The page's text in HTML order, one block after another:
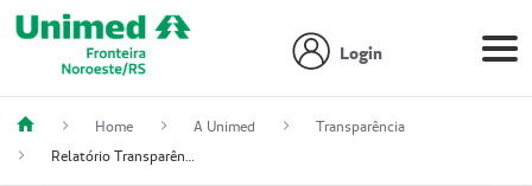
Login
Home A Unimed
Transparência